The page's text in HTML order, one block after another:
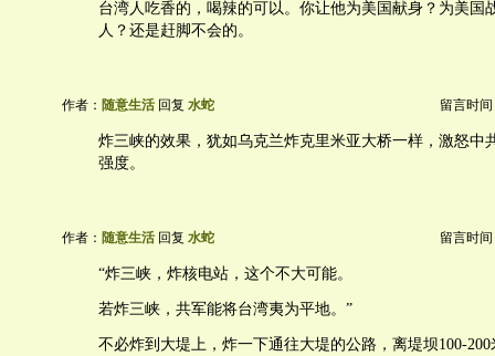
台湾人吃香的，喝辣的可以。你让他为美国献身？为美国
人？还是赶脚不会的。
作者： 随意生活 回复 水蛇 留言时间
炸三峡的效果，犹如乌克兰炸克里米亚大桥一样，激怒中
强度。
作者： 随意生活 回复 水蛇 留言时间
“炸三峡，炸核电站，这个不大可能。
若炸三峡，共军能将台湾夷为平地。”
不必炸到大堤上，炸一下通往大堤的公路，离堤坝100-200